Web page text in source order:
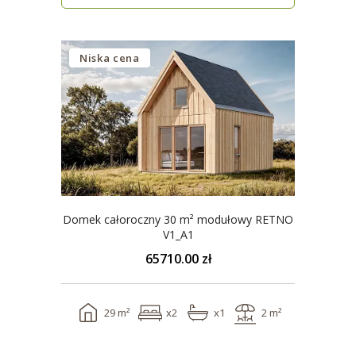
Niska cena
Domek całoroczny 30 m² modułowy RETNO
V1_A1
65710.00 zł
29 m² x2 x1 2 m²